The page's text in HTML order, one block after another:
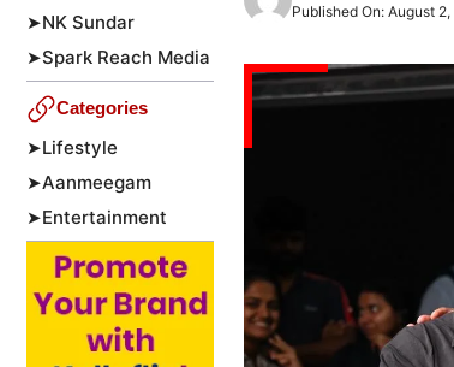
Published On: August
➤NK Sundar
➤Spark Reach Media
Categories
➤Lifestyle
➤Aanmeegam
➤Entertainment